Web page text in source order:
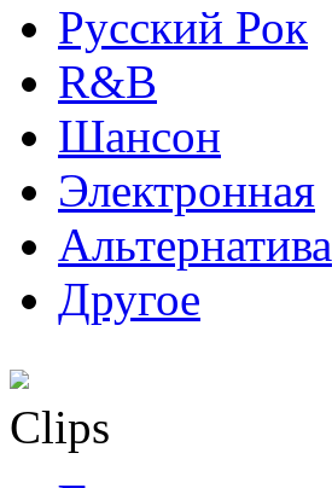
Русский Рок
R&B
Шансон
Электронная
Альтернатива
Другое
Clips